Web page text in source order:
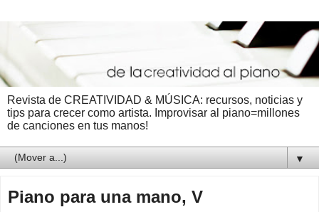
Revista de CREATIVIDAD & MÚSICA: recursos, noticias y
tips para crecer como artista. Improvisar al piano=millones
de canciones en tus manos!
▼
Piano para una mano, V